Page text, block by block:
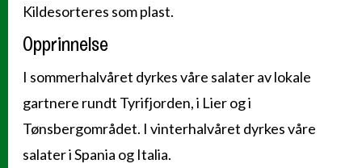
Kildesorteres som plast.
Opprinnelse
I sommerhalvåret dyrkes våre salater av lokale
gartnere rundt Tyrifjorden, i Lier og i
Tønsbergområdet. I vinterhalvåret dyrkes våre
salater i Spania og Italia.